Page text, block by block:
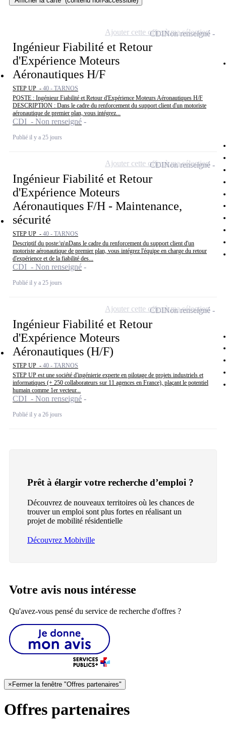
Ingénieur Fiabilité et Retour
d'Expérience Moteurs
Aéronautiques H/F
STEP UP - 40 - TARNOS
POSTE : Ingénieur Fiabilité et Retour d'Expérience Moteurs Aéronautiques H/F
DESCRIPTION : Dans le cadre du renforcement du support client d'un motoriste
aéronautique de premier plan, vous intégrez...
CDI - Non renseigné
Publié il y a 25 jours
CDINon renseigné
Ajouter cette offre à ma sélection
Ingénieur Fiabilité et Retour
d'Expérience Moteurs
Aéronautiques F/H - Maintenance,
sécurité
STEP UP - 40 - TARNOS
Descriptif du poste:\n\nDans le cadre du renforcement du support client d'un
motoriste aéronautique de premier plan, vous intégrez l'équipe en charge du retour
d'expérience et de la fiabilité des...
CDI - Non renseigné
Publié il y a 25 jours
CDINon renseigné
Ajouter cette offre à ma sélection
Ingénieur Fiabilité et Retour
d'Expérience Moteurs
Aéronautiques (H/F)
STEP UP - 40 - TARNOS
STEP UP est une société d'ingénierie experte en pilotage de projets industriels et
informatiques (+ 250 collaborateurs sur 11 agences en France), plaçant le potentiel
humain comme 1er vecteur...
CDI - Non renseigné
Publié il y a 26 jours
CDINon renseigné
Ajouter cette offre à ma sélection
Prêt à élargir votre recherche d’emploi ?
Découvrez de nouveaux territoires où les chances de
trouver un emploi sont plus fortes en réalisant un
projet de mobilité résidentielle
Découvrez Mobiville
Votre avis nous intéresse
Qu'avez-vous pensé du service de recherche d'offres ?
× Fermer la fenêtre "Offres partenaires"
Offres partenaires